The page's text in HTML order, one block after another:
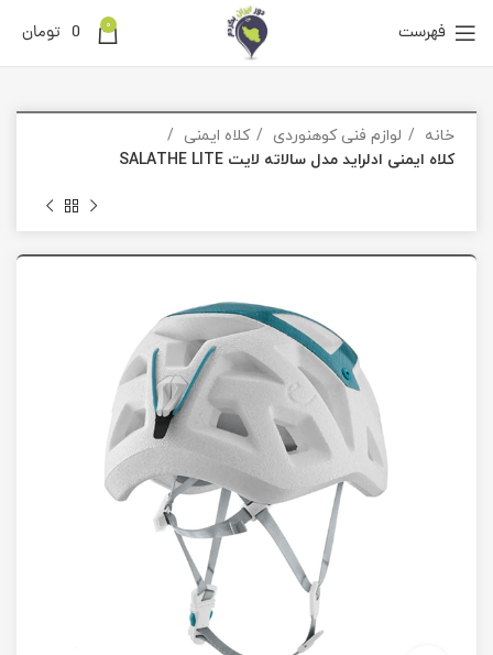
فهرست 0
0 تومان
خانه لوازم فنی کوهنوردی
کلاه ایمنی
کلاه ایمنی ادلراید مدل سالاته لایت SALATHE LITE